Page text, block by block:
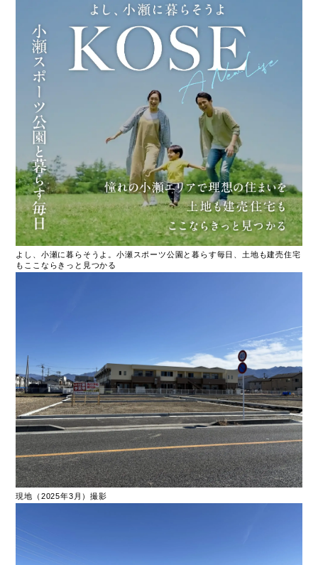
よし、小瀬に暮らそうよ。小瀬スポーツ公園と暮らす毎日、土地も建売住宅
もここならきっと見つかる
現地（2025年3月）撮影